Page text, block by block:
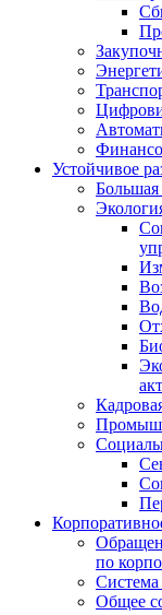
Устойчивое
Большая
по
Система
Общее